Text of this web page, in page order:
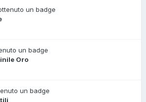
un badge
un badge
Oro
un badge